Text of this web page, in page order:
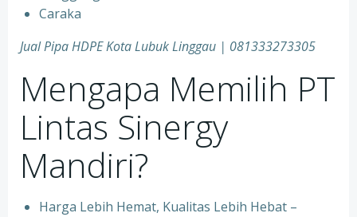
Caraka
Jual Pipa HDPE Kota Lubuk Linggau | 081333273305
Mengapa Memilih PT
Lintas Sinergy
Mandiri?
Harga Lebih Hemat, Kualitas Lebih Hebat –